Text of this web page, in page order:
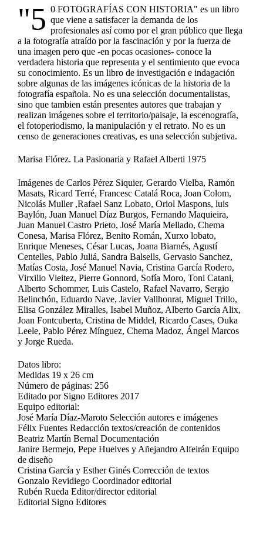
"5 0 FOTOGRAFÍAS CON HISTORIA" es un libro
que viene a satisfacer la demanda de los
profesionales así como por el gran público que llega
a la fotografía atraído por la fascinación y por la fuerza de
una imagen pero que -en pocas ocasiones- conoce la
verdadera historia que representa y el sentimiento que evoca
su conocimiento. Es un libro de investigación e indagación
sobre algunas de las imágenes icónicas de la historia de la
fotografía española. No es una selección documentalistas,
sino que tambien están presentes autores que trabajan y
realizan imágenes sobre el territorio/paisaje, la escenografía,
el fotoperiodismo, la manipulación y el retrato. No es un
censo de generaciones creativas, es una selección subjetiva.
Marisa Flórez. La Pasionaria y Rafael Alberti 1975
Imágenes de Carlos Pérez Siquier, Gerardo Vielba, Ramón
Masats, Ricard Terré, Francesc Catalá Roca, Joan Colom,
Nicolás Muller ,Rafael Sanz Lobato, Oriol Maspons, luis
Baylón, Juan Manuel Díaz Burgos, Fernando Maquieira,
Juan Manuel Castro Prieto, José María Mellado, Chema
Conesa, Marisa Flórez, Benito Román, Xurxo lobato,
Enrique Meneses, César Lucas, Joana Biarnés, Agustí
Centelles, Pablo Juliá, Sandra Balsells, Gervasio Sanchez,
Matías Costa, José Manuel Navia, Cristina García Rodero,
Virxilio Vieitez, Pierre Gonnord, Sofía Moro, Toni Catani,
Alberto Schommer, Luis Castelo, Rafael Navarro, Sergio
Belinchón, Eduardo Nave, Javier Vallhonrat, Miguel Trillo,
Elisa González Miralles, Isabel Muñoz, Alberto García Alix,
Joan Fontcuberta, Cristina de Middel, Ricardo Cases, Ouka
Leele, Pablo Pérez Mínguez, Chema Madoz, Ángel Marcos
y Jorge Rueda.
Datos libro:
Medidas 19 x 26 cm
Número de páginas: 256
Editado por Signo Editores 2017
Equipo editorial:
José María Díaz-Maroto Selección autores e imágenes
Félix Fuentes Redacción textos/creación de contenidos
Beatriz Martín Bernal Documentación
Janire Bermejo, Pepe Huelves y Añejandro Alfeirán Equipo
de diseño
Cristina García y Esther Ginés Corrección de textos
Gonzalo Revidiego Coordinador editorial
Rubén Rueda Editor/director editorial
Editorial Signo Editores